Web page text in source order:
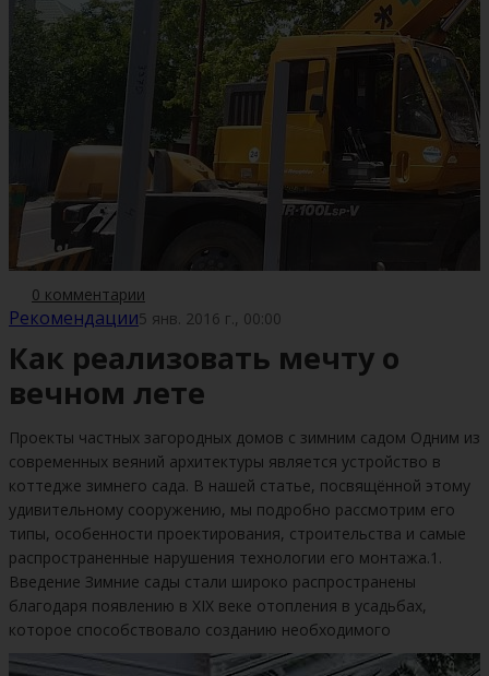
0 комментарии
Рекомендации5 янв. 2016 г., 00:00
Как реализовать мечту о
вечном лете
Проекты частных загородных домов с зимним садом Одним из
современных веяний архитектуры является устройство в
коттедже зимнего сада. В нашей статье, посвящённой этому
удивительному сооружению, мы подробно рассмотрим его
типы, особенности проектирования, строительства и самые
распространенные нарушения технологии его монтажа.1.
Введение Зимние сады стали широко распространены
благодаря появлению в XIX веке отопления в усадьбах,
которое способствовало созданию необходимого